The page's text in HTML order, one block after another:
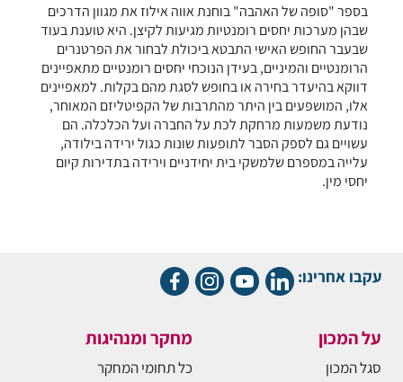
בספר "סופה של האהבה" בוחנת אווה אילוז את מגוון הדרכים
שבהן מערכות יחסים רומנטיות מגיעות לקיצן. היא טוענת בעוד
שבעבר החופש האישי התבטא ביכולת לבחור את הפרטנרים
הרומנטיים והמיניים, בעידן הנוכחי יחסים רומנטיים מתאפיינים
דווקא בהיעדר בחירה או בחופש לסגת מהם בקלות. למאפיינים
אלו, המושפעים בין היתר מהתרבות של הקפיטליזם המאוחר,
נודעת משמעות מרחקת לכת על החברה ועל הכלכלה. הם
עשויים גם לספק הסבר לתופעות שונות כגול ירידה בילודה,
עלייה במספרם שלמשקי בית יחידניים וירידה בתדירות קיום
יחסי מין.
עקבו אחרינו:
על המכון
סגל המכון
מחקר ומנהיגות
כל תחומי המחקר